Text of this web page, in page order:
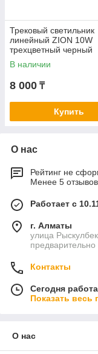
Трековый светильник
линейный ZION 10W
трехцветный черный
В наличии
8 000 ₸
Купить
О нас
Рейтинг не
Менее 5
Работает с
г. Алматы
улица
Контакты
Сегодня
Показать весь
О нас